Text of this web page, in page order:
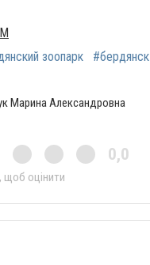
зоопарк #бердянск
Марина Александровна
0,0
, щоб оцінити